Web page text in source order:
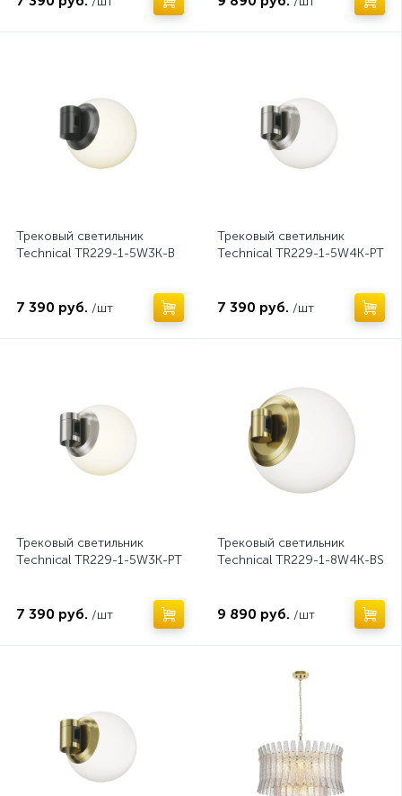
Трековый светильник
Technical TR229-1-5W3K-B
7 390 руб. /шт
Трековый светильник
Technical TR229-1-5W4K-PT
7 390 руб. /шт
Трековый светильник
Technical TR229-1-5W3K-PT
7 390 руб. /шт
Трековый светильник
Technical TR229-1-8W4K-BS
9 890 руб. /шт